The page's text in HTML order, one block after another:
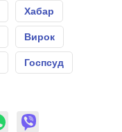
Хабар
Вирок
Госпсуд